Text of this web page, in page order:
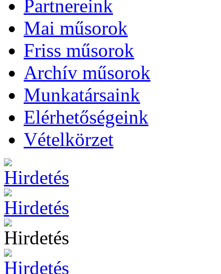
Partnereink
Mai műsorok
Friss műsorok
Archív műsorok
Munkatársaink
Elérhetőségeink
Vételkörzet